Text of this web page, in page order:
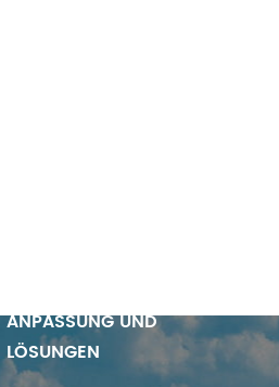
ANPASSUNG UND
LÖSUNGEN